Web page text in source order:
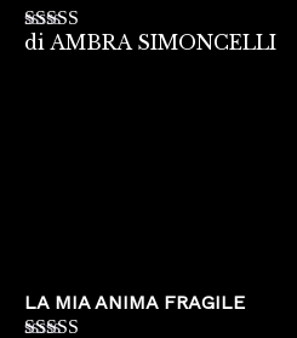
Valutato5su
di AMBRA SIMONCELLI
LA MIA ANIMA FRAGILE